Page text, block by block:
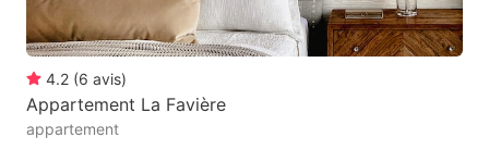
4.2 (6 avis)
Appartement La Favière
appartement